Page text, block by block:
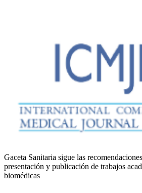
Gaceta Sanitaria sigue las
presentación y publicación de trabajos
biomédicas